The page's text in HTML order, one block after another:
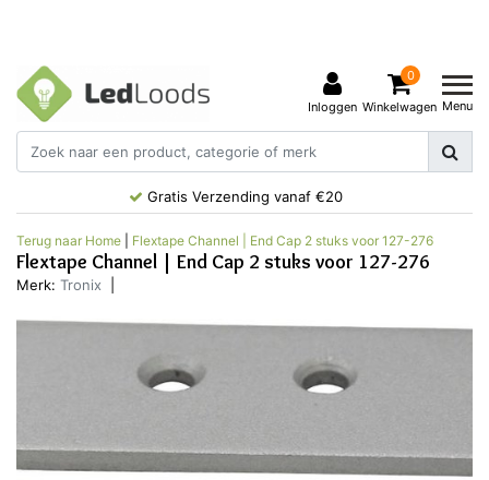
Inloggen
0
Winkelwagen Menu
Gratis Verzending vanaf €20
Terug naar Home Flextape Channel | End Cap 2 stuks voor 127-276
Flextape Channel | End Cap 2 stuks voor 127-276
Merk: Tronix